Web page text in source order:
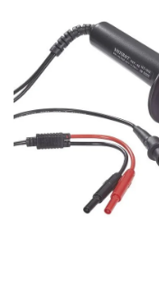
hvězdiček.